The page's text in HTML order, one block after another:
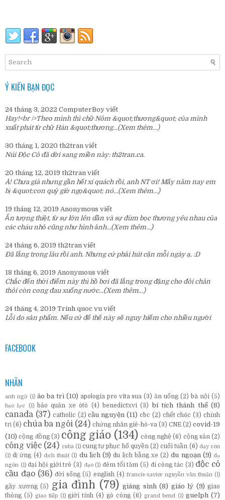
Ý KIẾN BẠN ĐỌC
24 tháng 3, 2022 ComputerBoy viết
Hay!<br />Theo mình thì chữ Nôm &quot;thương&quot; của mình
xuất phát từ chữ Hán &quot;thương...(Xem thêm...)
30 tháng 1, 2020 th2tran viết
Núi Độc Cô đã dời sang miền này: th2tran.ca.
20 tháng 12, 2019 th2tran viết
À! Chưa già nhưng gần hết xí quách rồi, anh NT ơi! Mấy năm nay em
bị &quot;con quỷ giờ ngọ&quot; nó...(Xem thêm...)
19 tháng 12, 2019 Anonymous viết
Ấn tượng thiệt, từ sự lớn lên dần và sự đùm bọc thương yêu nhau của
các cháu nhỏ cũng như hình ảnh...(Xem thêm...)
24 tháng 6, 2019 th2tran viết
Đã lắng trong lâu rồi anh. Nhưng cứ phải hút cặn mỗi ngày ạ. :D
18 tháng 6, 2019 Anonymous viết
Chắc đến thời điểm này thì hồ bơi đã lắng trong đặng cho đôi chân
thôi còn cong đau xuống nước...(Xem thêm...)
24 tháng 4, 2019 Trinh quoc vu viết
Lỗi do sản phẩm. Nếu cứ để thế này sẽ nguy hiểm cho nhiều người
FACEBOOK
NHÃN
anh ngữ (1) ảo ba trì (10) apologia pro vita sua (3) ăn uống (2) bà nội (5)
bạo lực (1) bảo quản xe ôtô (4) benedictxvi (3) bí tích thánh thể (8)
canada (37) catholic (2) cầu nguyện (11) cbc (2) chết chóc (3) chính
trị (6) chúa ba ngôi (24) chứng nhân giê-hô-va (3) CNE (2) covid-19
(10) cộng đồng (3) công giáo (134) công nghệ (6) cộng sản (2)
công việc (24) cuba (1) cung tự phục hổ quyền (2) cuối tuần (6) dạy con
(1) dị ứng (4) dịch thuật (1) du lịch (9) du lịch bằng xe (2) du ngoạn (9) dụ
ngôn (1) đại hội giới trẻ (3) đạo (1) đêm tối tăm (5) đi công tác (3) độc cô
cầu đạo (36) đời sống (5) english (4) francis-xavier nguyễn văn thuận (1)
gãy xương (5) gia đình (79) giáng sinh (8) giáo lý (9) giao
thông (5) giao tiếp (1) giới tính (4) gò công (6) grand bend (1) guelph (7)